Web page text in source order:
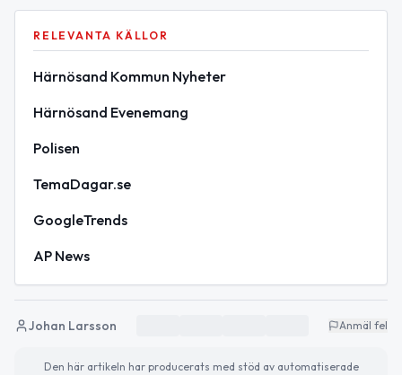
RELEVANTA KÄLLOR
Härnösand Kommun Nyheter
Härnösand Evenemang
Polisen
TemaDagar.se
GoogleTrends
AP News
Johan Larsson Anmäl fel
Den här artikeln har producerats med stöd av automatiserade